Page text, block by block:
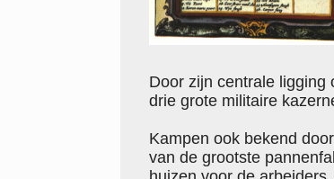
Door zijn centrale ligging
drie grote militaire
Kampen ook bekend
van de grootste